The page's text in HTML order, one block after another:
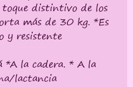
distintivo de los
más de 30 kg. *Es
y resistente
*A la cadera. * A la
lactancia